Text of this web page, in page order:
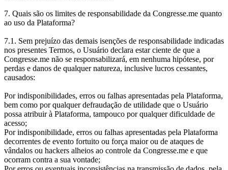
7. Quais são os limites de responsabilidade da Congresse.me quanto
ao uso da Plataforma?
7.1. Sem prejuízo das demais isenções de responsabilidade indicadas
nos presentes Termos, o Usuário declara estar ciente de que a
Congresse.me não se responsabilizará, em nenhuma hipótese, por
perdas e danos de qualquer natureza, inclusive lucros cessantes,
causados:
Por indisponibilidades, erros ou falhas apresentadas pela Plataforma,
bem como por qualquer defraudação de utilidade que o Usuário
possa atribuir à Plataforma, tampouco por qualquer dificuldade de
acesso;
Por indisponibilidade, erros ou falhas apresentadas pela Plataforma
decorrentes de evento fortuito ou força maior ou de ataques de
vândalos ou hackers alheios ao controle da Congresse.me e que
ocorram contra a sua vontade;